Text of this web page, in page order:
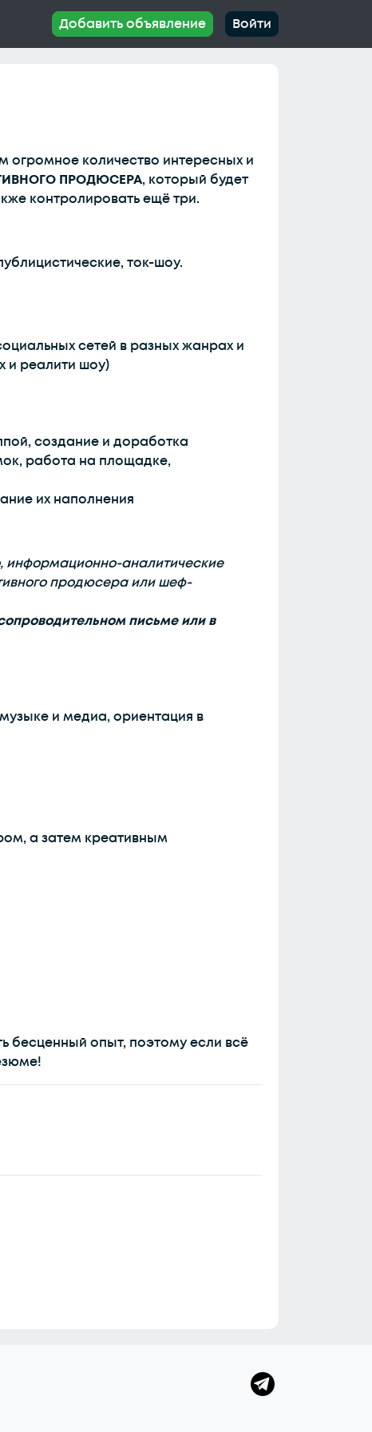
Добавить объявление Войти
огромное количество интересных и
ПРОДЮСЕРА, который будет
контролировать ещё три.
ток-шоу.
сетей в разных жанрах и
и реалити шоу)
создание и доработка
работа на площадке,
их наполнения
информационно-аналитические
продюсера или шеф-
письме или в
и медиа, ориентация в
а затем креативным
бесценный опыт, поэтому если всё